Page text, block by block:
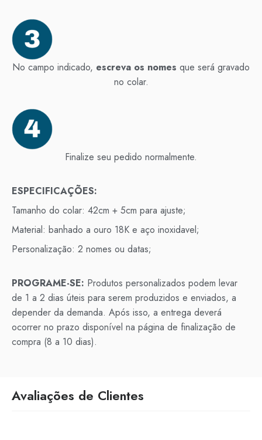
No campo indicado, escreva os nomes que será gravado
no colar.
Finalize seu pedido normalmente.
ESPECIFICAÇÕES:
Tamanho do colar: 42cm + 5cm para ajuste;
Material: banhado a ouro 18K e aço inoxidavel;
Personalização: 2 nomes ou datas;
PROGRAME-SE: Produtos personalizados podem levar
de 1 a 2 dias úteis para serem produzidos e enviados, a
depender da demanda. Após isso, a entrega deverá
ocorrer no prazo disponível na página de finalização de
compra (8 a 10 dias).
Avaliações de Clientes